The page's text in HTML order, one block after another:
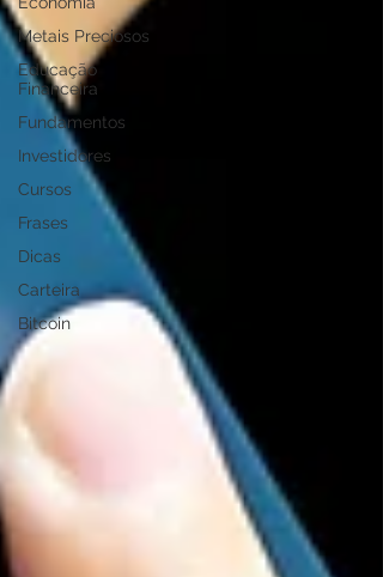
Metais Preciosos
Educação
Financeira
Fundamentos
Investidores
Cursos
Frases
Dicas
Carteira
Bitcoin